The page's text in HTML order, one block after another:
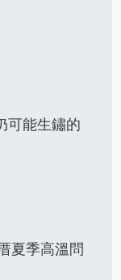
可能生鏽的
夏季高溫問